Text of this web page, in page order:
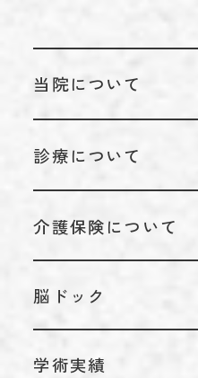
当院について
代表のあいさつ
アクセス
診療について
リハビリテーション科
介護保険について
脳ドック
学術実績